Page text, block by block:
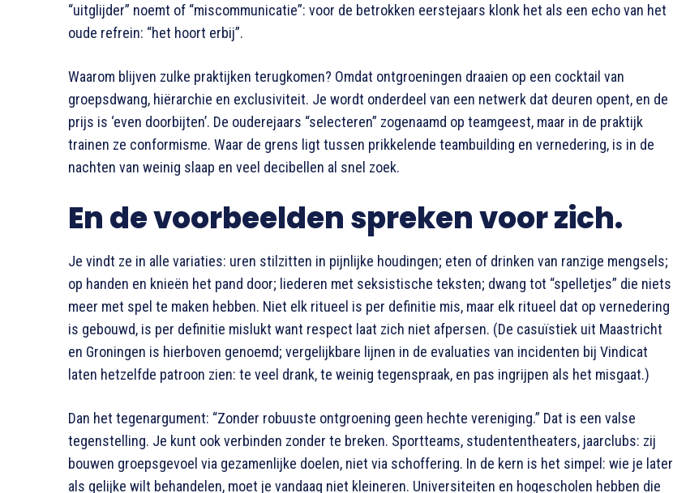
“uitglijder” noemt of “miscommunicatie”: voor de betrokken eerstejaars klonk het als een echo van het
oude refrein: “het hoort erbij”.
Waarom blijven zulke praktijken terugkomen? Omdat ontgroeningen draaien op een cocktail van
groepsdwang, hiërarchie en exclusiviteit. Je wordt onderdeel van een netwerk dat deuren opent, en de
prijs is ‘even doorbijten’. De ouderejaars “selecteren” zogenaamd op teamgeest, maar in de praktijk
trainen ze conformisme. Waar de grens ligt tussen prikkelende teambuilding en vernedering, is in de
nachten van weinig slaap en veel decibellen al snel zoek.
En de voorbeelden spreken voor zich.
Je vindt ze in alle variaties: uren stilzitten in pijnlijke houdingen; eten of drinken van ranzige mengsels;
op handen en knieën het pand door; liederen met seksistische teksten; dwang tot “spelletjes” die niets
meer met spel te maken hebben. Niet elk ritueel is per definitie mis, maar elk ritueel dat op vernedering
is gebouwd, is per definitie mislukt want respect laat zich niet afpersen. (De casuïstiek uit Maastricht
en Groningen is hierboven genoemd; vergelijkbare lijnen in de evaluaties van incidenten bij Vindicat
laten hetzelfde patroon zien: te veel drank, te weinig tegenspraak, en pas ingrijpen als het misgaat.)
Dan het tegenargument: “Zonder robuuste ontgroening geen hechte vereniging.” Dat is een valse
tegenstelling. Je kunt ook verbinden zonder te breken. Sportteams, studententheaters, jaarclubs: zij
bouwen groepsgevoel via gezamenlijke doelen, niet via schoffering. In de kern is het simpel: wie je later
als gelijke wilt behandelen, moet je vandaag niet kleineren. Universiteiten en hogescholen hebben die